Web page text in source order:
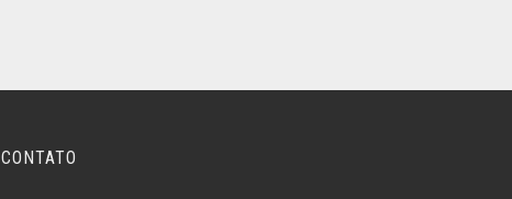
CONTATO